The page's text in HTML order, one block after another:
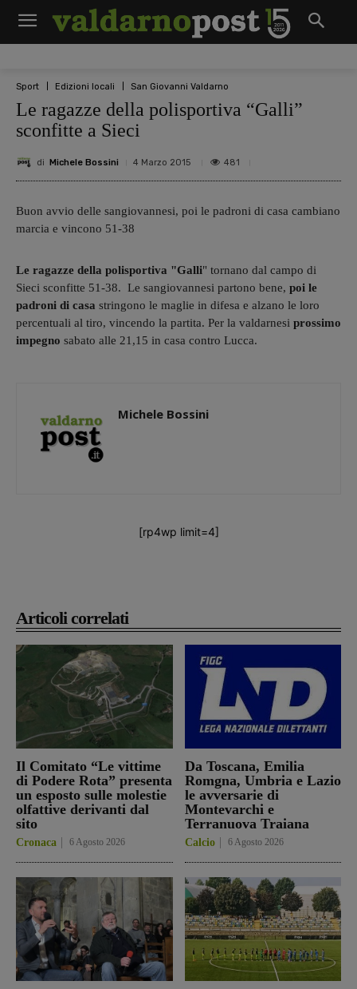
Sport Edizioni locali San Giovanni Valdarno
Le ragazze della polisportiva “Galli”
sconfitte a Sieci
di Michele Bossini 4 Marzo 2015 481
Articoli correlati
Il Comitato “Le vittime
di Podere Rota” presenta
un esposto sulle molestie
olfattive derivanti dal
sito
Cronaca 6 Agosto 2026
Da Toscana, Emilia
Romgna, Umbria e Lazio
le avversarie di
Montevarchi e
Terranuova Traiana
Calcio 6 Agosto 2026
Buon avvio delle sangiovannesi, poi le padroni di casa cambiano
marcia e vincono 51-38
Le ragazze della polisportiva "Galli" tornano dal campo di
Sieci sconfitte 51-38. Le sangiovannesi partono bene, poi le
padroni di casa stringono le maglie in difesa e alzano le loro
percentuali al tiro, vincendo la partita. Per la valdarnesi prossimo
impegno sabato alle 21,15 in casa contro Lucca.
Michele Bossini
[rp4wp limit=4]